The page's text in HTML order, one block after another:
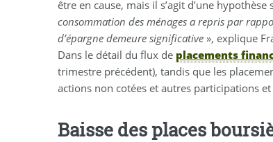
être en cause, mais il s’agit d’une
consommation des ménages a repris par
d’épargne demeure significative », explique
Dans le détail du flux de placements
trimestre précédent), tandis que les
actions non cotées et autres participations
Baisse des places